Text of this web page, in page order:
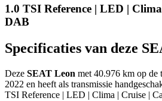
1.0 TSI Reference | LED |
DAB
Specificaties van deze
Deze SEAT Leon met 40.976 km op de
2022 en heeft als transmissie
TSI Reference | LED | Clima | Cruise |